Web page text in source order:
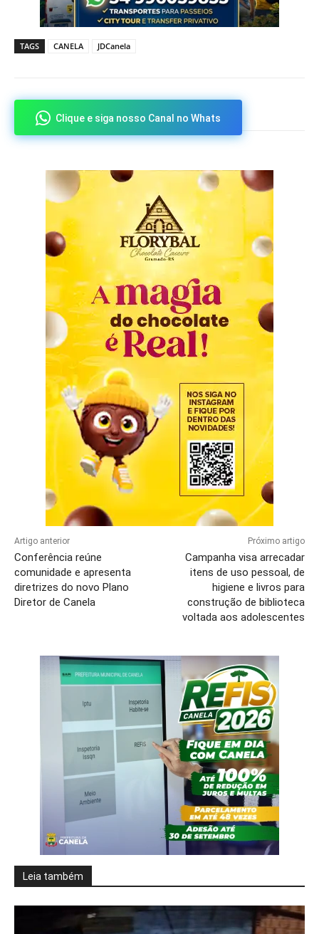
TAGS CANELA JDCanela
Clique e siga nosso Canal no Whats
Artigo anterior
Conferência reúne
comunidade e apresenta
diretrizes do novo Plano
Diretor de Canela
Próximo artigo
Campanha visa arrecadar
itens de uso pessoal, de
higiene e livros para
construção de biblioteca
voltada aos adolescentes
Leia também